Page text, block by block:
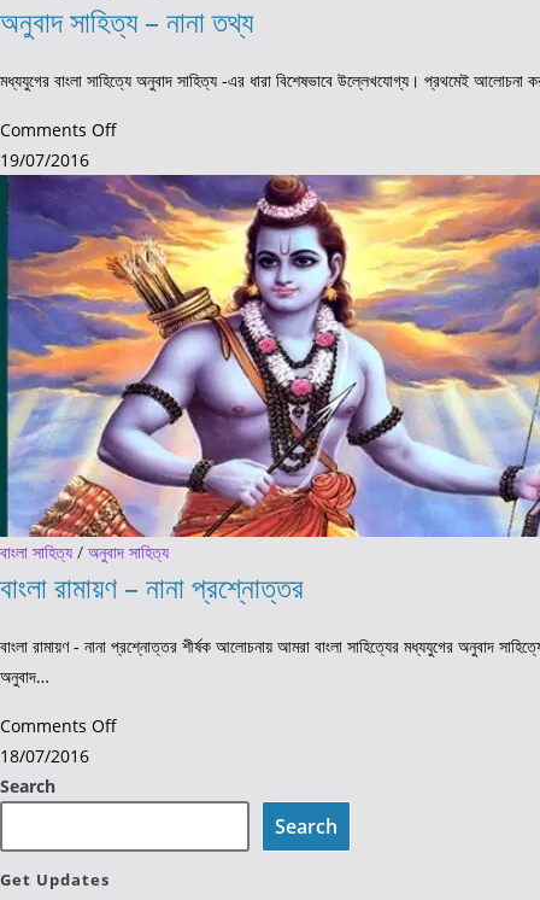
অনুবাদ সাহিত্য – নানা তথ্য
মধ্যযুগের বাংলা সাহিত্যে অনুবাদ সাহিত্য -এর ধারা বিশেষভাবে উল্লেখযোগ্য। প্রথমেই
Comments Offon
সাহিত্য
–
নানা
তথ্য
19/07/2016
বাংলা সাহিত্য / অনুবাদ সাহিত্য
বাংলা রামায়ণ – নানা প্রশ্নোত্তর
বাংলা রামায়ণ - নানা প্রশ্নোত্তর শীর্ষক আলোচনায় আমরা বাংলা সাহিত্যের মধ্যযুগের অনুবাদ
অনুবাদ…
Comments Offon
নানা
18/07/2016
Search
Search
Get Updates